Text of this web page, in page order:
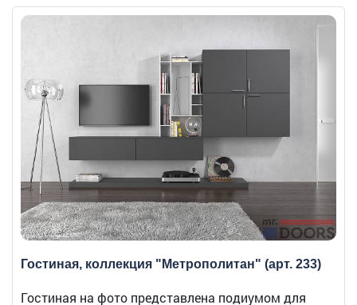
Гостиная, коллекция "Метрополитан" (арт. 233)
Гостиная на фото представлена подиумом для